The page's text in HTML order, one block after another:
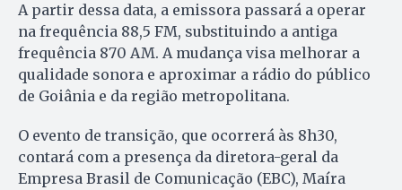
A partir dessa data, a emissora passará a operar
na frequência 88,5 FM, substituindo a antiga
frequência 870 AM. A mudança visa melhorar a
qualidade sonora e aproximar a rádio do público
de Goiânia e da região metropolitana.
O evento de transição, que ocorrerá às 8h30,
contará com a presença da diretora-geral da
Empresa Brasil de Comunicação (EBC), Maíra